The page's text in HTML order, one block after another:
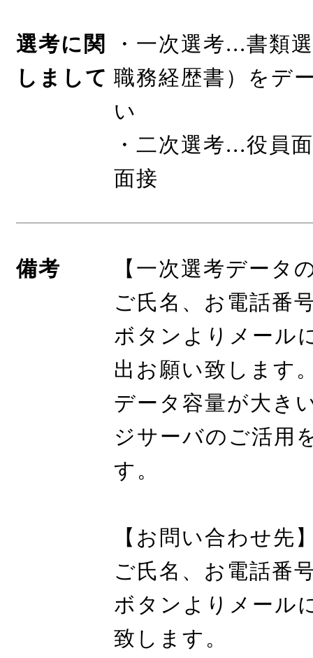
選考に関
しまして
・一次選考...書類
職務経歴書）をデ
い
・二次選考...役員
面接
備考
【一次選考データ
ご氏名、お電話番
ボタンよりメール
出お願い致します
データ容量が大き
ジサーバのご活用
す。
【お問い合わせ先
ご氏名、お電話番
ボタンよりメール
致します。